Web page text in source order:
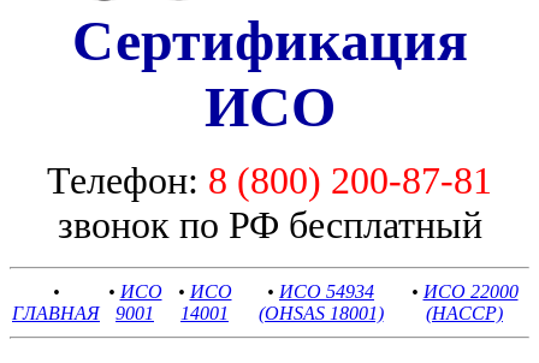
Сертификация
ИСО
Телефон: 8 (800) 200-87-81
звонок по РФ бесплатный
•
ГЛАВНАЯ
• ИСО
9001
• ИСО
14001
• ИСО 54934
(OHSAS 18001)
• ИСО 22000
(HACCP)